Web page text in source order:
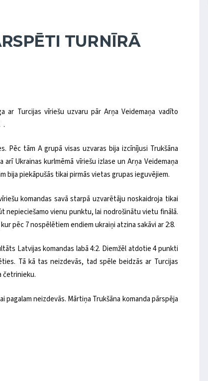
TURNĪRĀ
ar Turcijas vīriešu uzvaru pār Arņa Veidemaņa vadīto
.
Pēc tām A grupā visas uzvaras bija izcīnījusi Trukšāna
Ukrainas kurlmēmā vīriešu izlase un Arņa Veidemaņa
bija piekāpušās tikai pirmās vietas grupas ieguvējiem.
komandas savā starpā uzvarētāju noskaidroja tikai
nepieciešamo vienu punktu, lai nodrošinātu vietu finālā.
pēc 7 nospēlētiem endiem ukraiņi atzina sakāvi ar 2:8.
Latvijas komandas labā 4:2. Diemžēl atdotie 4 punkti
Tā kā tas neizdevās, tad spēle beidzās ar Turcijas
četrinieku.
pagalam neizdevās. Mārtiņa Trukšāna komanda pārspēja